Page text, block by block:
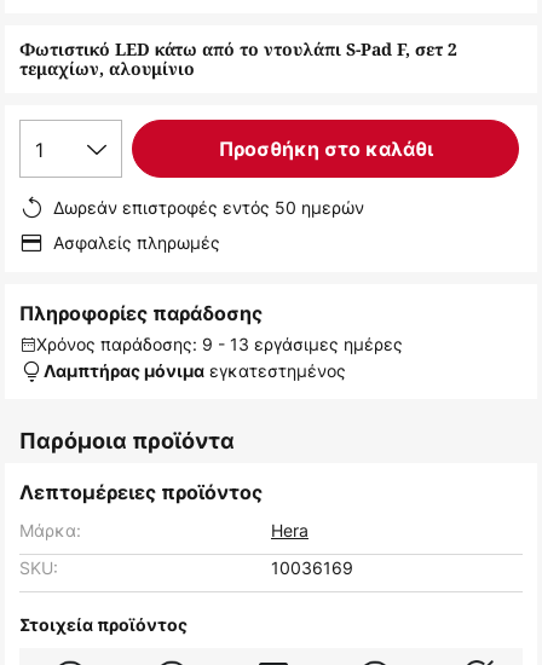
συλλογής
εικόνων
Φωτιστικό LED κάτω από το ντουλάπι S-Pad F, σετ 2
τεμαχίων, αλουμίνιο
1 Προσθήκη στο καλάθι
Δωρεάν επιστροφές εντός 50 ημερών
Ασφαλείς πληρωμές
Πληροφορίες παράδοσης
Χρόνος παράδοσης: 9 - 13 εργάσιμες ημέρες
Λαμπτήρας μόνιμα εγκατεστημένος
Παρόμοια προϊόντα
Λεπτομέρειες προϊόντος
Μάρκα:
Hera
SKU:
10036169
Στοιχεία προϊόντος